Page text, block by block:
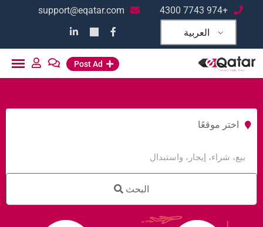
+974 7743 4300
support@eqatar.com
العربية
Post Ad
اختر موقعًا
البحث